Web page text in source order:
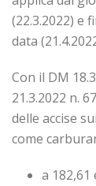
(22.3.2022) e
data
Con il DM
21.3.2022 n.
delle accise
come
a